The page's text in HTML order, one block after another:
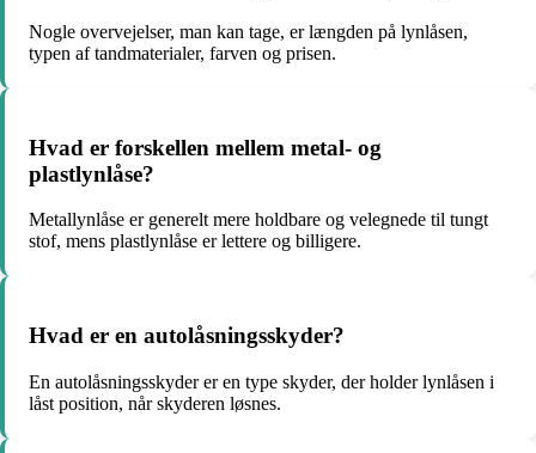
Nogle overvejelser, man kan tage, er længden på lynlåsen,
typen af tandmaterialer, farven og prisen.
Hvad er forskellen mellem metal- og
plastlynlåse?
Metallynlåse er generelt mere holdbare og velegnede til tungt
stof, mens plastlynlåse er lettere og billigere.
Hvad er en autolåsningsskyder?
En autolåsningsskyder er en type skyder, der holder lynlåsen i
låst position, når skyderen løsnes.